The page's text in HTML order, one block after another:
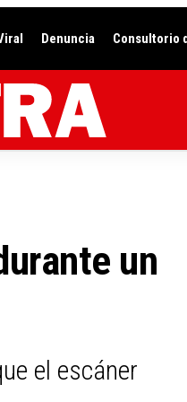
Denuncia Consultorio
un
el escáner